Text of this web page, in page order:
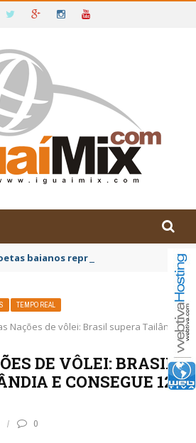
BAHIA
baianos representam o Brasil no
TEMPO REAL
Nações de vôlei: Brasil supera Tailândia
DE VÔLEI: BRASIL
E CONSEGUE 12ª
0